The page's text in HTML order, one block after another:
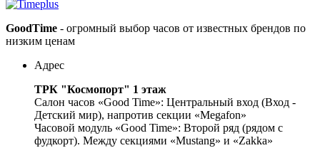
GoodTime - огромный выбор часов от известных брендов по
низким ценам
Адрес
ТРК "Космопорт" 1 этаж
Салон часов «Good Time»: Центральный вход (Вход -
Детский мир), напротив секции «Megafon»
Часовой модуль «Good Time»: Второй ряд (рядом с
фудкорт). Между секциями «Mustang» и «Zakka»